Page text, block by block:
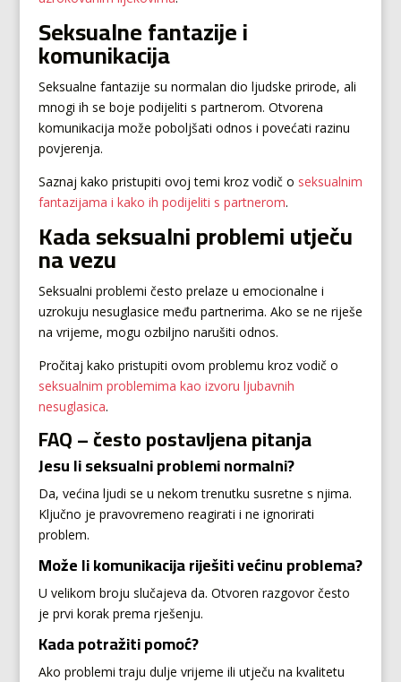
Seksualne fantazije i
komunikacija
Seksualne fantazije su normalan dio ljudske prirode, ali
mnogi ih se boje podijeliti s partnerom. Otvorena
komunikacija može poboljšati odnos i povećati razinu
povjerenja.
Saznaj kako pristupiti ovoj temi kroz vodič o seksualnim
fantazijama i kako ih podijeliti s partnerom.
Kada seksualni problemi utječu
na vezu
Seksualni problemi često prelaze u emocionalne i
uzrokuju nesuglasice među partnerima. Ako se ne riješe
na vrijeme, mogu ozbiljno narušiti odnos.
Pročitaj kako pristupiti ovom problemu kroz vodič o
seksualnim problemima kao izvoru ljubavnih
nesuglasica.
FAQ – često postavljena pitanja
Jesu li seksualni problemi normalni?
Da, većina ljudi se u nekom trenutku susretne s njima.
Ključno je pravovremeno reagirati i ne ignorirati
problem.
Može li komunikacija riješiti većinu problema?
U velikom broju slučajeva da. Otvoren razgovor često
je prvi korak prema rješenju.
Kada potražiti pomoć?
Ako problemi traju dulje vrijeme ili utječu na kvalitetu